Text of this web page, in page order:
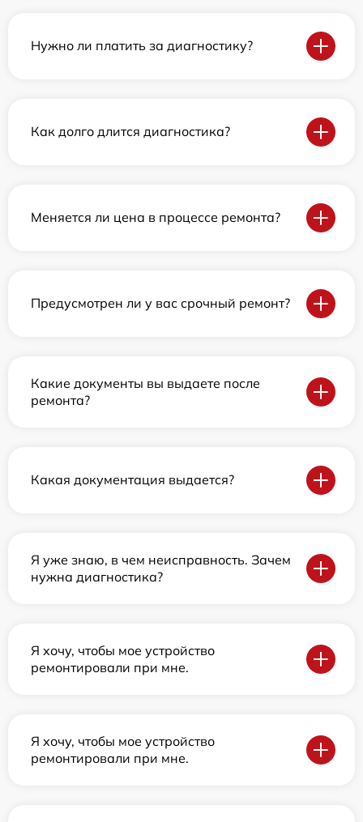
Нужно ли платить за диагностику?
Как долго длится диагностика?
Меняется ли цена в процессе ремонта?
Предусмотрен ли у вас срочный ремонт?
Какие документы вы выдаете после
ремонта?
Какая документация выдается?
Я уже знаю, в чем неисправность. Зачем
нужна диагностика?
Я хочу, чтобы мое устройство
ремонтировали при мне.
Я хочу, чтобы мое устройство
ремонтировали при мне.